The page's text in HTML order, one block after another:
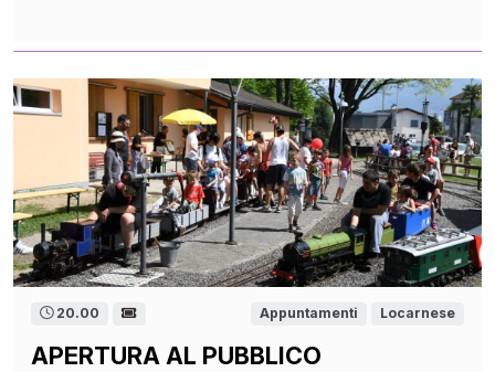
20.00 Appuntamenti Locarnese
APERTURA AL PUBBLICO